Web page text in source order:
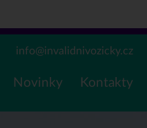
info@invalidnivozicky.cz
Novinky Kontakty